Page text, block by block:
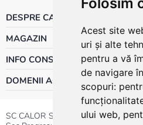
Acest site
uri și alte
pentru a vă
de navigare
scopuri:
ului web,
DESPRE CALOR
MAGAZIN
INFO CONSUMATOR
DOMENII ACTIVITATE
SC CALOR SRL